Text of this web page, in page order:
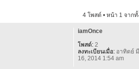
4 โพสต์ • หน้า 1 จาก
iamOnce
โพสต์:2
ลงทะเบียนเมื่อ:อาทิตย์
16, 2014 1:54 am